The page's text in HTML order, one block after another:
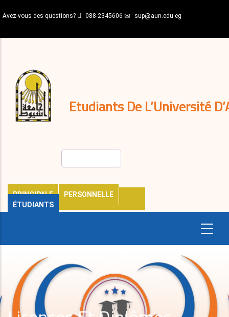
au
principal
Avez-vous des questions? 088-2345606 sup@aun.edu.eg
Etudiants De L’Université
PRINCIPALE
PERSONNELLE
ÉTUDIANTS
décisions
Expatriés
Journal